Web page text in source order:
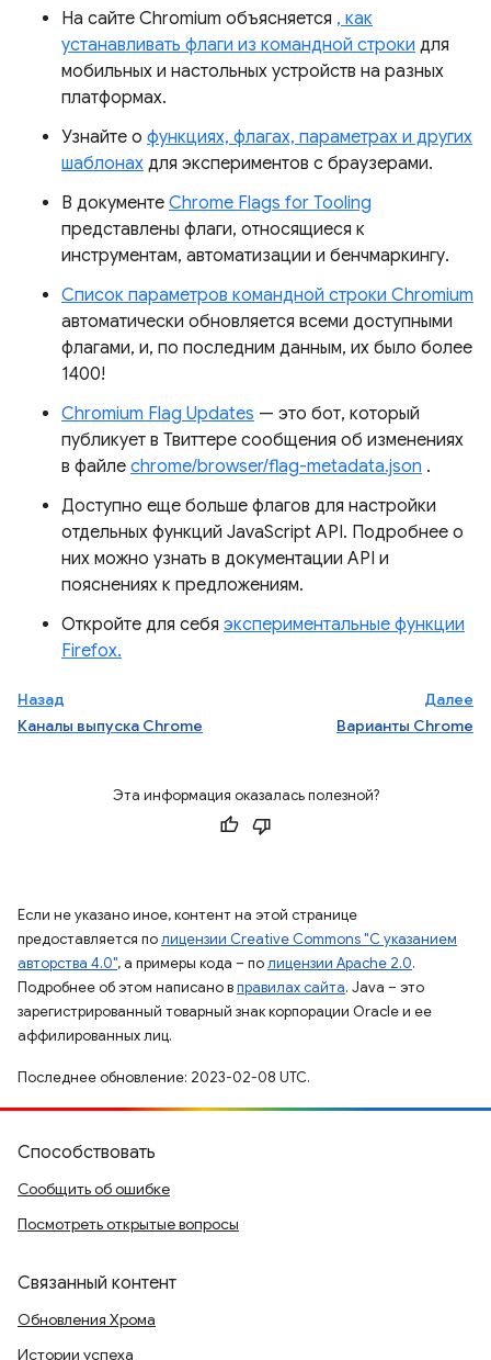
На сайте Chromium объясняется , как
устанавливать флаги из командной строки для
мобильных и настольных устройств на разных
платформах.
Узнайте о функциях, флагах, параметрах и других
шаблонах для экспериментов с браузерами.
В документе Chrome Flags for Tooling
представлены флаги, относящиеся к
инструментам, автоматизации и бенчмаркингу.
Список параметров командной строки Chromium
автоматически обновляется всеми доступными
флагами, и, по последним данным, их было более
1400!
Chromium Flag Updates — это бот, который
публикует в Твиттере сообщения об изменениях
в файле chrome/browser/flag-metadata.json .
Доступно еще больше флагов для настройки
отдельных функций JavaScript API. Подробнее о
них можно узнать в документации API и
пояснениях к предложениям.
Откройте для себя экспериментальные функции
Firefox.
Назад
Каналы выпуска Chrome
Далее
Варианты Chrome
Эта информация оказалась полезной?
Если не указано иное, контент на этой странице
предоставляется полицензии Creative Commons "С указанием
авторства 4.0", а примеры кода – полицензии Apache 2.0.
Подробнее об этом написано вправилах сайта. Java – это
зарегистрированный товарный знак корпорации Oracle и ее
аффилированных лиц.
Последнее обновление: 2023-02-08 UTC.
Способствовать
Сообщить об ошибке
Посмотреть открытые вопросы
Связанный контент
Обновления Хрома
Истории успеха